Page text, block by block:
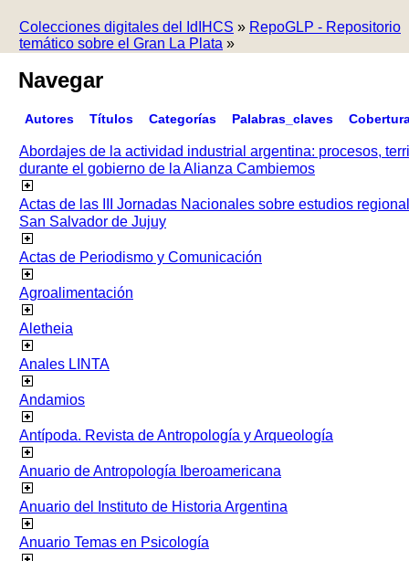
Colecciones digitales del IdIHCS » RepoGLP - Repositorio
temático sobre el Gran La Plata »
Navegar
Autores Títulos Categorías Palabras_claves
Abordajes de la actividad industrial argentina: procesos,
durante el gobierno de la Alianza Cambiemos
Actas de las III Jornadas Nacionales sobre estudios
San Salvador de Jujuy
Actas de Periodismo y Comunicación
Agroalimentación
Aletheia
Anales LINTA
Andamios
Antípoda. Revista de Antropología y Arqueología
Anuario de Antropología Iberoamericana
Anuario del Instituto de Historia Argentina
Anuario Temas en Psicología